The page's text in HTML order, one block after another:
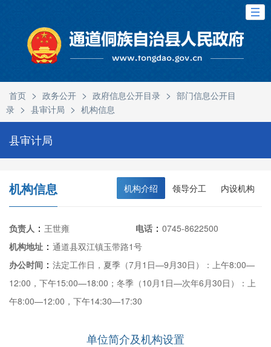
首页 > 政务公开 > 政府信息公开目录 > 部门信息公开目
录 > 县审计局 > 机构信息
县审计局
机构信息 机构介绍 领导分工 内设机构
负责人 ： 王世雍 电话 ： 0745-8622500
机构地址 ： 通道县双江镇玉带路1号
办公时间 ： 法定工作日，夏季（7月1日—9月30日）：上午8:00—
12:00，下午15:00—18:00；冬季（10月1日—次年6月30日）：上
午8:00—12:00，下午14:30—17:30
单位简介及机构设置